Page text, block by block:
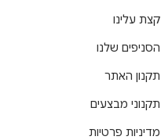
קצת עלינו
הסניפים שלנו
תקנון האתר
תקנוני מבצעים
מדיניות פרטיות